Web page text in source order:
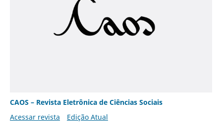
CAOS – Revista Eletrônica de Ciências Sociais
Acessar revista
Edição Atual